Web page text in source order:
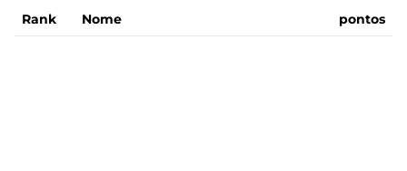
Rank Nome pontos